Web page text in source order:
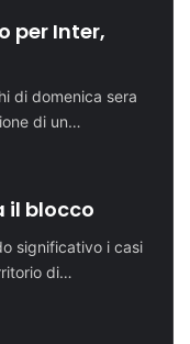
per Inter,
di domenica sera
di un…
il blocco
significativo i casi
di…